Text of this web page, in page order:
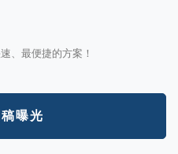
、最便捷的方案！
曝光